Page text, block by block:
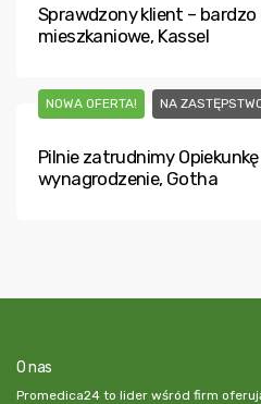
Sprawdzony klient –
mieszkaniowe, Kassel
NOWA OFERTA! NA
Pilnie zatrudnimy
wynagrodzenie, Gotha
O nas
Promedica24 to lider wśród firm